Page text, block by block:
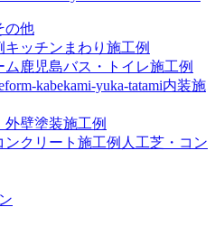
の他
キッチンまわり施工例
バス・トイレ施工例
内装施
外壁塗装施工例
人工芝・コン